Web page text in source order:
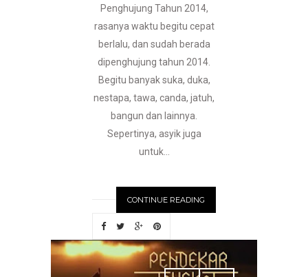
Penghujung Tahun 2014,
rasanya waktu begitu cepat
berlalu, dan sudah berada
dipenghujung tahun 2014.
Begitu banyak suka, duka,
nestapa, tawa, canda, jatuh,
bangun dan lainnya.
Sepertinya, asyik juga
untuk...
CONTINUE READING